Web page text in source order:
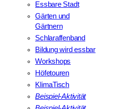
Essbare Stadt
Gärten und
Gärtnern
Schlaraffenband
Bildung wird essbar
Workshops
Höfetouren
KlimaTisch
Beispiel-Aktivität